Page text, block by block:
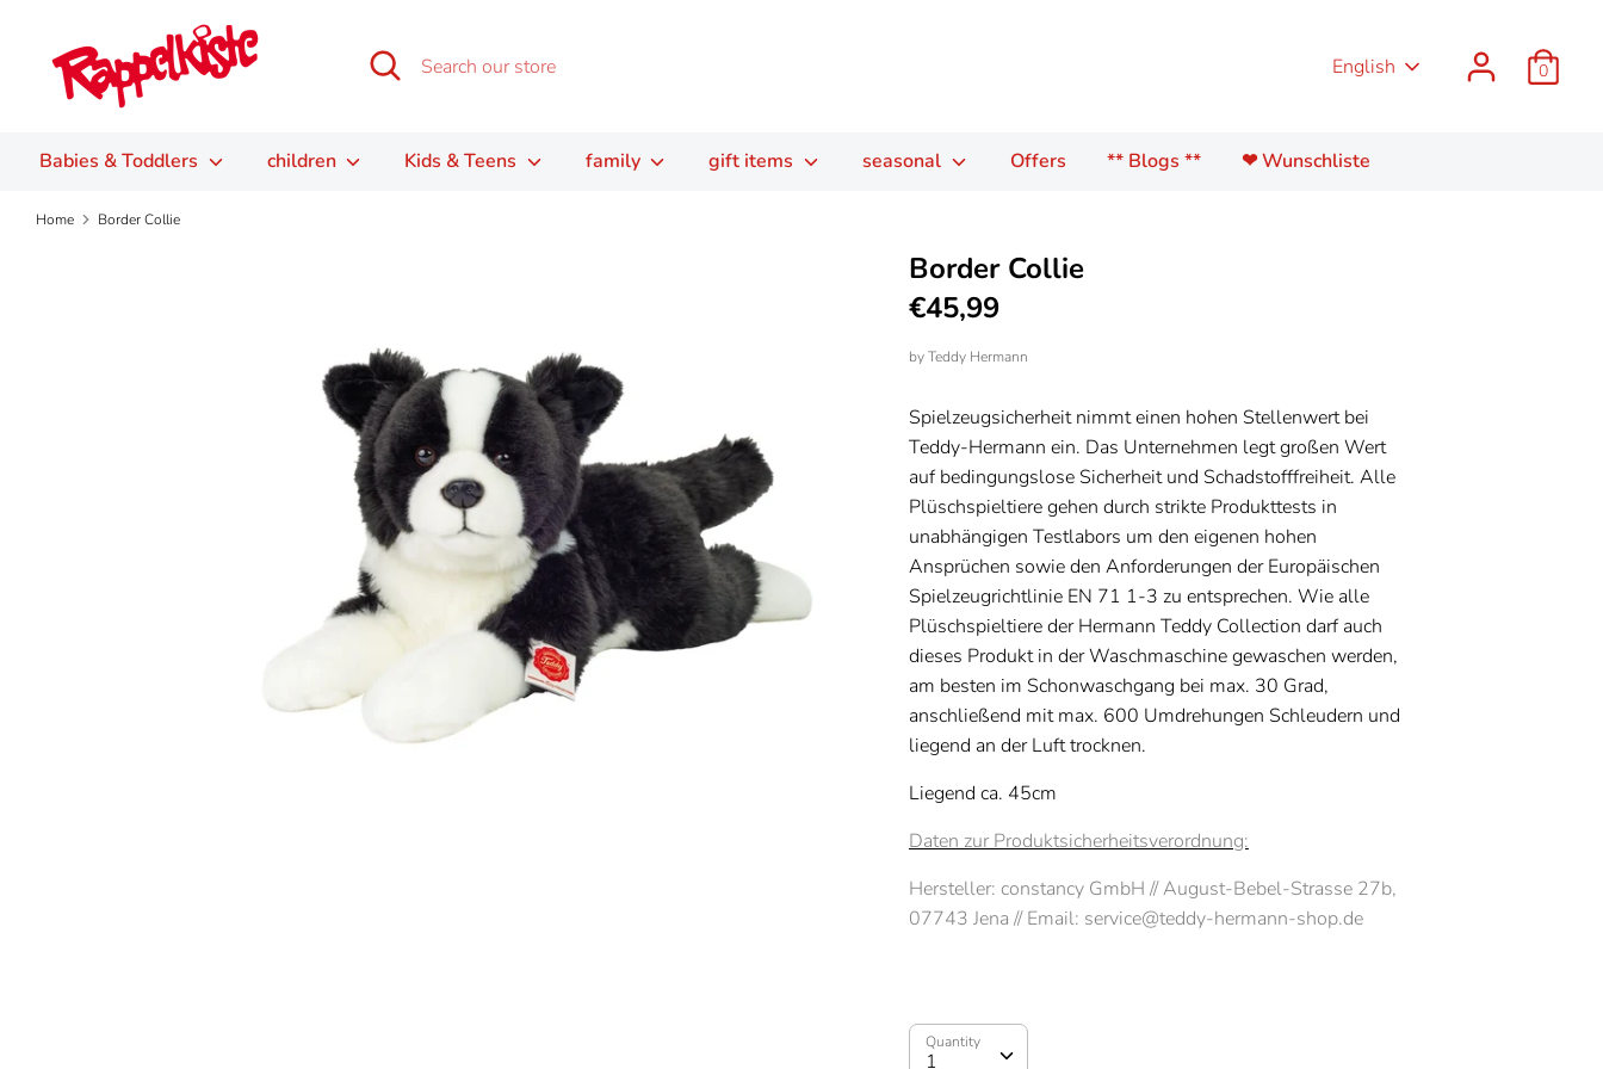
content
Search
Search
our
Language
English 0
Babies & Toddlers children Kids & Teens family gift items seasonal Offers ** Blogs ** ❤ Wunschliste
Home Border Collie
Border Collie
€45,99
byTeddy Hermann
Spielzeugsicherheit nimmt einen hohen Stellenwert bei
Teddy-Hermann ein. Das Unternehmen legt großen Wert
auf bedingungslose Sicherheit und Schadstofffreiheit. Alle
Plüschspieltiere gehen durch strikte Produkttests in
unabhängigen Testlabors um den eigenen hohen
Ansprüchen sowie den Anforderungen der Europäischen
Spielzeugrichtlinie EN 71 1-3 zu entsprechen. Wie alle
Plüschspieltiere der Hermann Teddy Collection darf auch
dieses Produkt in der Waschmaschine gewaschen werden,
am besten im Schonwaschgang bei max. 30 Grad,
anschließend mit max. 600 Umdrehungen Schleudern und
liegend an der Luft trocknen.
Liegend ca. 45cm
Daten zur Produktsicherheitsverordnung:
Hersteller: constancy GmbH //August-Bebel-Strasse 27b,
07743 Jena // Email: service@teddy-hermann-shop.de
Quantity
1
Quantity